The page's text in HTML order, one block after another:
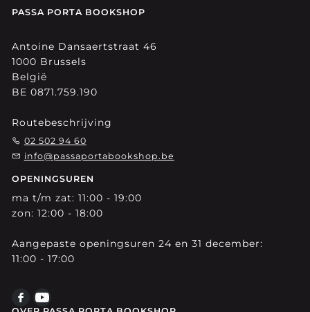
PASSA PORTA BOOKSHOP
Antoine Dansaertstraat 46
1000 Brussels
België
BE 0871.759.190
Routebeschrijving
02 502 94 60
info@passaportabookshop.be
OPENINGSUREN
ma t/m zat: 11:00 - 19:00
zon: 12:00 - 18:00
Aangepaste openingsuren 24 en 31 december:
11:00 - 17:00